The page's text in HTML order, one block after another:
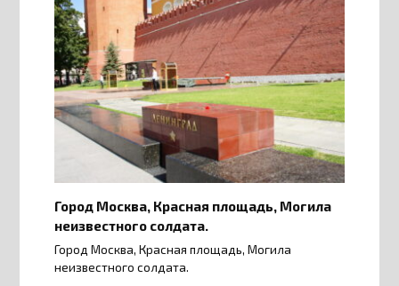
Город Москва, Красная площадь, Могила
неизвестного солдата.
Город Москва, Красная площадь, Могила
неизвестного солдата.